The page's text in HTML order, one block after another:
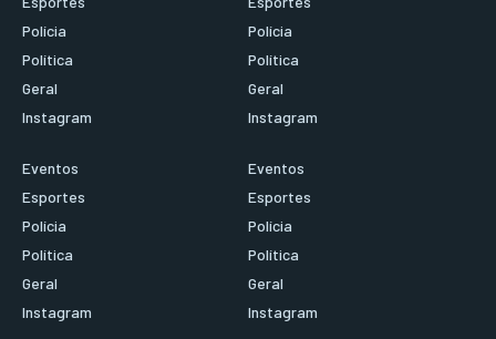
Polícia
Política
Geral
Instagram
Polícia
Política
Geral
Instagram
Eventos
Esportes
Polícia
Política
Geral
Instagram
Eventos
Esportes
Polícia
Política
Geral
Instagram